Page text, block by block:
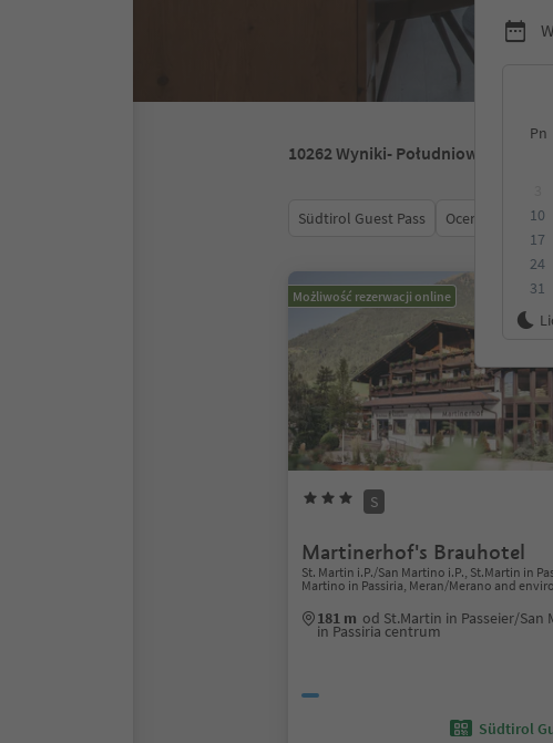
Pn
10
17
24
31
10262Wyniki- Południowy Tyrol
Südtirol Guest Pass Ocena
Możliwość rezerwacji online
S
Martinerhof's Brauhotel
St. Martin i.P./San Martino i.P., St.Martin in
Martino in Passiria, Meran/Merano and
181 m od St.Martin in Passeier/San
in Passiria centrum
Südtirol